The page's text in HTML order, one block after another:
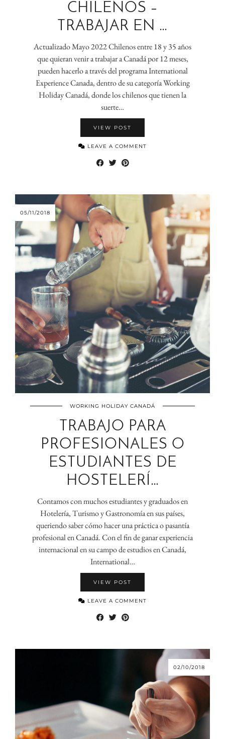
CHILENOS –
TRABAJAR EN …
Actualizado Mayo 2022 Chilenos entre 18 y 35 años
que quieran venir a trabajar a Canadá por 12 meses,
pueden hacerlo a través del programa International
Experience Canada, dentro de su categoría Working
Holiday Canadá, donde los chilenos que tienen la
suerte…
VIEW POST
LEAVE A COMMENT
05/11/2018
WORKING HOLIDAY CANADÁ
TRABAJO PARA
PROFESIONALES O
ESTUDIANTES DE
HOSTELERÍ…
Contamos con muchos estudiantes y graduados en
Hotelería, Turismo y Gastronomía en sus países,
queriendo saber cómo hacer una práctica o pasantía
profesional en Canadá. Con el fin de ganar experiencia
internacional en su campo de estudios en Canadá,
International…
VIEW POST
LEAVE A COMMENT
02/10/2018